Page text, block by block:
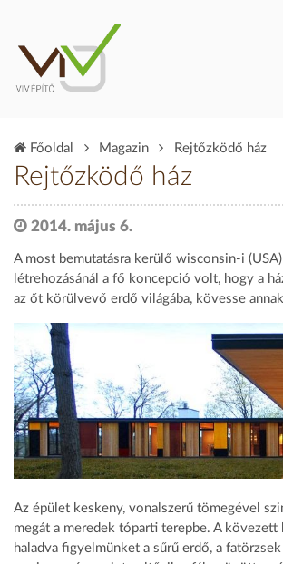
Főoldal Magazin Rejtőzködő ház
Rejtőzködő ház
2014. május 6.
A most bemutatásra kerülő wisconsin-i
létrehozásánál a fő koncepció volt, hogy a
az őt körülvevő erdő világába, kövesse
Az épület keskeny, vonalszerű tömegével
megát a meredek tóparti terepbe. A
haladva figyelmünket a sűrű erdő, a